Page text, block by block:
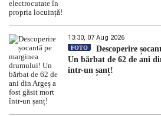
13:30, 07 Aug 2026
FOTO
Descoperire
Un bărbat de 62 de ani
într-un șanț!